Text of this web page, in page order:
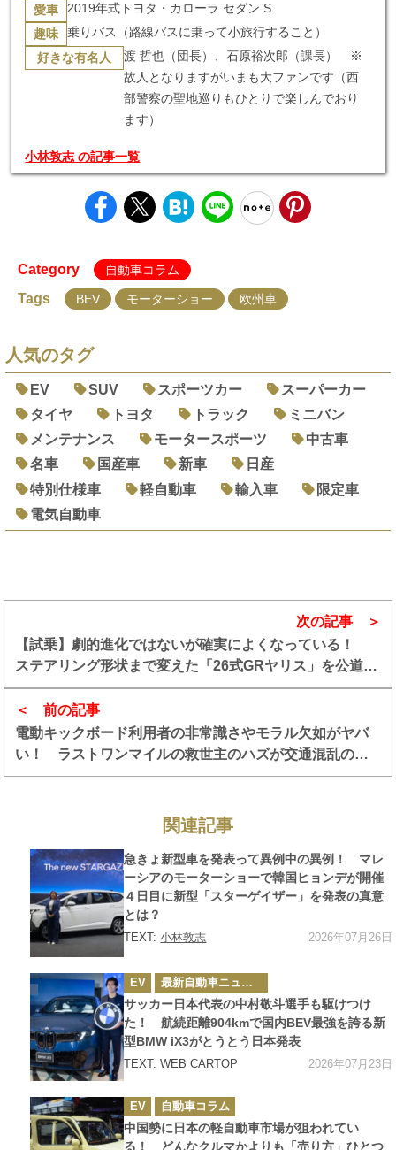
愛車 2019年式トヨタ・カローラ セダン S
趣味 乗りバス（路線バスに乗って小旅行すること）
好きな有名人
渡 哲也（団長）、石原裕次郎（課長） ※
故人となりますがいまも大ファンです（西
部警察の聖地巡りもひとりで楽しんでおり
ます）
小林敦志 の記事一覧
Category 自動車コラム
Tags BEV モーターショー 欧州車
人気のタグ
EV SUV スポーツカー
スーパーカー
タイヤ
トヨタ トラック
ミニバン
メンテナンス
モータースポーツ
中古車
名車
国産車 新車
日産
特別仕様車
軽自動車 輸入車
限定車
電気自動車
前の記事
電動キックボード利用者の非常識さやモラル欠如がヤバ
い！ ラストワンマイルの救世主のハズが交通混乱の要
因になっている
次の記事
【試乗】劇的進化ではないが確実によくなっている！
ステアリング形状まで変えた「26式GRヤリス」を公道で
試した
関連記事
カ
テ
ゴ
ー
急きょ新型車を発表って異例中の異例！ マレ
ーシアのモーターショーで韓国ヒョンデが開催
４日目に新型「スターゲイザー」を発表の真意
とは？
TEXT:小林敦志 2026年07月26日
カ
テ
ゴ
リ
ー
EV 最新自動車ニュース
サッカー日本代表の中村敬斗選手も駆けつけ
た！ 航続距離904kmで国内BEV最強を誇る新
型BMW iX3がとうとう日本発表
TEXT: WEB CARTOP 2026年07月23日
カ
テ
ゴ
リ
ー
EV 自動車コラム
中国勢に日本の軽自動車市場が狙われてい
る！ どんなクルマかよりも「売り方」ひとつ